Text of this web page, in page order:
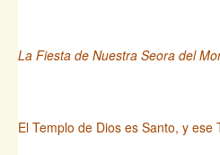
La Fiesta de Nuestra Seora del
El Templo de Dios es Santo, y ese